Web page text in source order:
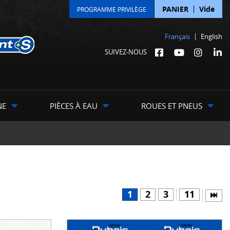
Français
English
SUIVEZ-NOUS
PROGRAMME PRIVILÈGE PANIER Vide
PIÈCES À EAU ROUES ET PNEUS
1 2 3 11